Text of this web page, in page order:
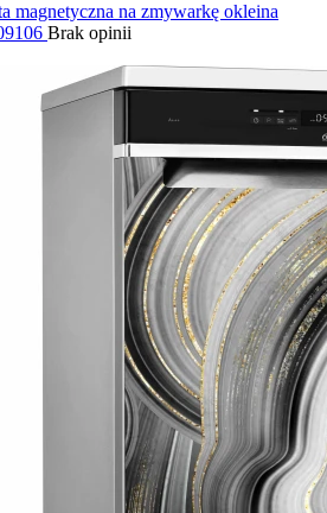
magnetyczna na zmywarkę okleina
Brak opinii